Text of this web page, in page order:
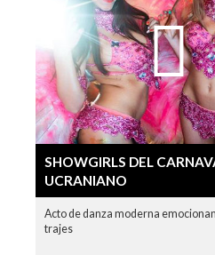
SHOWGIRLS DEL
UCRANIANO
Acto de danza moderna
trajes